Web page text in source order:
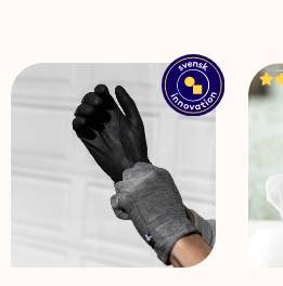
storlekar, Dagbinda och
normal blödning, lättare
storlek på engångsbindor.
att använda när du sover.